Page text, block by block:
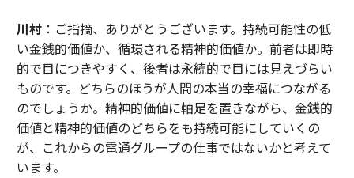
川村：ご指摘、ありがとうございます。持続可能性の低
い金銭的価値か、循環される精神的価値か。前者は即時
的で目につきやすく、後者は永続的で目には見えづらい
ものです。どちらのほうが人間の本当の幸福につながる
のでしょうか。精神的価値に軸足を置きながら、金銭的
価値と精神的価値のどちらをも持続可能にしていくの
が、これからの電通グループの仕事ではないかと考えて
います。